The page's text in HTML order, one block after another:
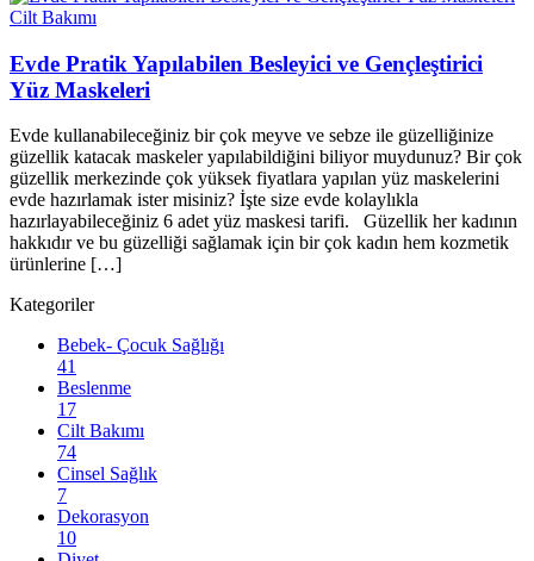
Cilt Bakımı
Evde Pratik Yapılabilen Besleyici ve Gençleştirici
Yüz Maskeleri
Evde kullanabileceğiniz bir çok meyve ve sebze ile güzelliğinize
güzellik katacak maskeler yapılabildiğini biliyor muydunuz? Bir çok
güzellik merkezinde çok yüksek fiyatlara yapılan yüz maskelerini
evde hazırlamak ister misiniz? İşte size evde kolaylıkla
hazırlayabileceğiniz 6 adet yüz maskesi tarifi. Güzellik her kadının
hakkıdır ve bu güzelliği sağlamak için bir çok kadın hem kozmetik
ürünlerine […]
Kategoriler
Bebek- Çocuk Sağlığı
41
Beslenme
17
Cilt Bakımı
74
Cinsel Sağlık
7
Dekorasyon
10